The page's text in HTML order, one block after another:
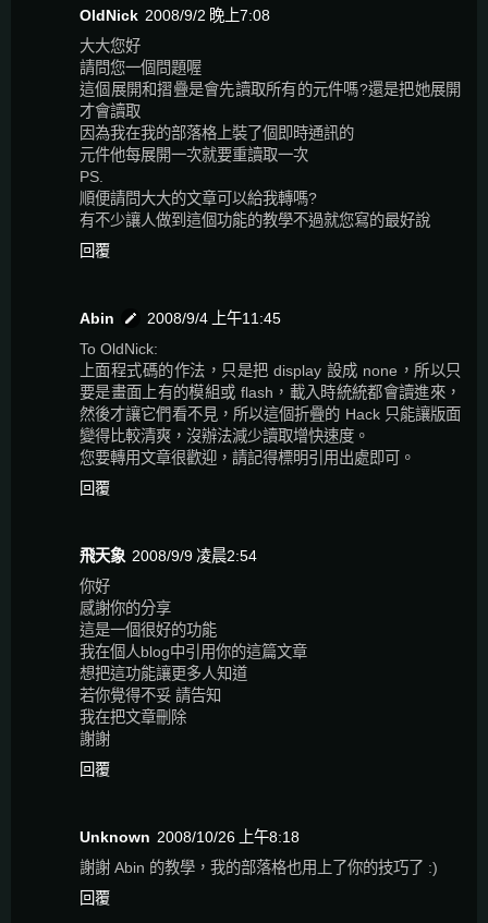
OldNick 2008/9/2 晚上7:08
大大您好
請問您一個問題喔
這個展開和摺疊是會先讀取所有的元件嗎?還是把她展開
才會讀取
因為我在我的部落格上裝了個即時通訊的
元件他每展開一次就要重讀取一次
PS.
順便請問大大的文章可以給我轉嗎?
有不少讓人做到這個功能的教學不過就您寫的最好說
回覆
Abin
2008/9/4 上午11:45
To OldNick:
上面程式碼的作法，只是把 display 設成 none，所以只
要是畫面上有的模組或 flash，載入時統統都會讀進來，
然後才讓它們看不見，所以這個折疊的 Hack 只能讓版面
變得比較清爽，沒辦法減少讀取增快速度。
您要轉用文章很歡迎，請記得標明引用出處即可。
回覆
飛天象 2008/9/9 凌晨2:54
你好
感謝你的分享
這是一個很好的功能
我在個人blog中引用你的這篇文章
想把這功能讓更多人知道
若你覺得不妥 請告知
我在把文章刪除
謝謝
回覆
Unknown 2008/10/26 上午8:18
謝謝 Abin 的教學，我的部落格也用上了你的技巧了 :)
回覆